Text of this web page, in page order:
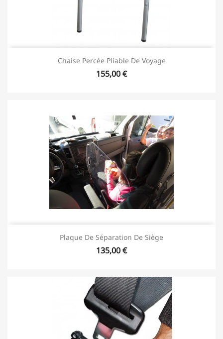
Chaise Percée Pliable De Voyage
155,00 €
Plaque De Séparation De Siège
135,00 €